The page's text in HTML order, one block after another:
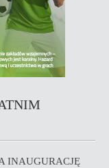
INAUGURACJĘ